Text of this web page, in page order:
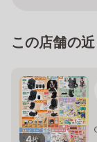
この店舗の
4枚